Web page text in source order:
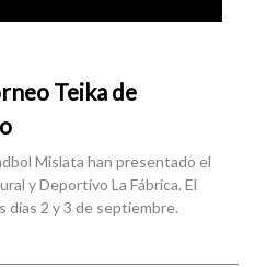
Teika de
Mislata han presentado el
y Deportivo La Fábrica. El
días 2 y 3 de septiembre.